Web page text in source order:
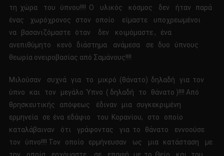
τη χώρα του ύπνου!!!! Ο υλικός κόσμος δεν ήταν παρά
ένας χωρόχρονος στον οποίο είμαστε υποχρεωμένοι
να βασανιζόμαστε όταν δεν κοιμόμαστε , ένα
ανεπιθύμητο κενό διάστημα ανάμεσα σε δυο ύπνους
θεωρία ονειροβασίας από Σαμάνους!!!!
Μιλούσαν συχνά για το μικρό (θάνατο) δηλαδή για τον
ύπνο και τον μεγάλο Ύπνο ( δηλαδή το θάνατο )!!!! Από
θρησκευτικής απόψεως έδιναν μια συγκεκριμένη
ερμηνεία σε ένα εδάφιο του Κορανίου, στο οποίο
καταλάβαιναν ότι γράφοντας για το θάνατο εννοούσε
τον ύπνο!!!! Τον οποίο ερμήνευσαν ως μια κατάσταση με